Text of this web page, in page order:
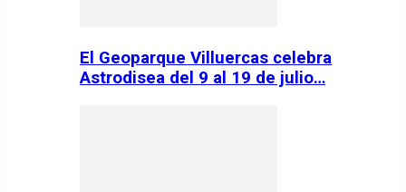
El Geoparque Villuercas celebra
Astrodisea del 9 al 19 de julio…